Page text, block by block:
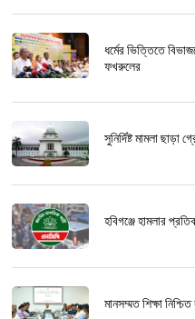
ধর্মের ভিত্তিতে
ফখরুলের
সুনির্দিষ্ট মামলা
হবিগঞ্জে হামলার
মানসম্মত শিক্ষা